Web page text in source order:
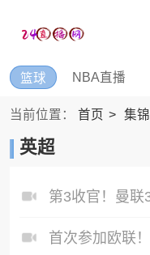
篮球 NBA直播
当前位置： 首页 集锦
英超